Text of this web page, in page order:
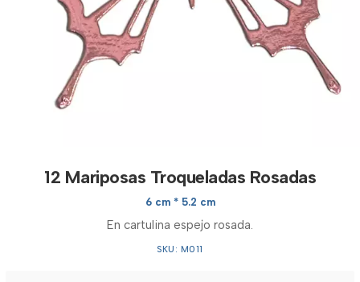
12 Mariposas Troqueladas Rosadas
6 cm * 5.2 cm
En cartulina espejo rosada.
SKU: M011